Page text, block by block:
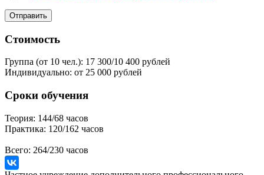
Стоимость
Группа (от 10 чел.): 17 300/10 400 рублей
Индивидуально: от 25 000 рублей
Сроки обучения
Теория: 144/68 часов
Практика: 120/162 часов
Всего: 264/230 часов